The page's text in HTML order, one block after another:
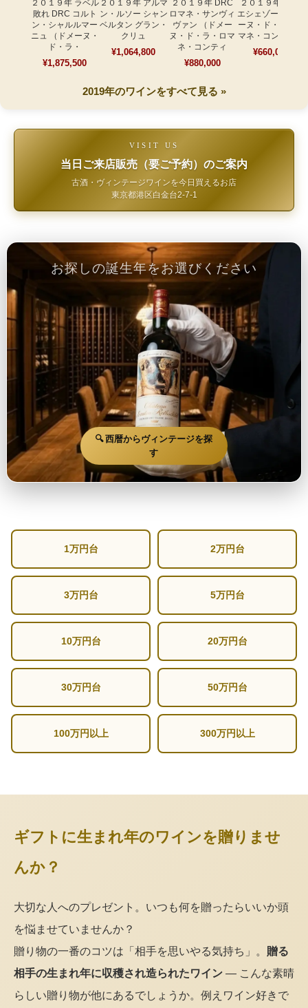
２０１９年 ラベル
敗れ DRC コルト
ン・シャルルマー
ニュ （ドメーヌ・
ド・ラ・
¥1,875,500
２０１９年 アルマ
ン・ルソー シャン
ベルタン グラン・
クリュ
¥1,064,800
２０１９年 DRC
ロマネ・サンヴィ
ヴァン （ドメー
ヌ・ド・ラ・ロマ
ネ・コンティ
¥880,000
２０１９年 DRC
エシェゾー （ドメ
ーヌ・ド・ラ・ロ
マネ・コンティ）
¥660,000
2019年のワインをすべて見る »
VISIT US
当日ご来店販売（要ご予約）のご案内
古酒・ヴィンテージワインを今日買えるお店
東京都港区白金台2-7-1
お探しの誕生年をお選びください
🔍 西暦からヴィンテージを探
す
1万円台 2万円台
3万円台 5万円台
10万円台 20万円台
30万円台 50万円台
100万円以上 300万円以上
ギフトに生まれ年のワインを贈りませ
んか？
大切な人へのプレゼント。いつも何を贈ったらいいか頭
を悩ませていませんか？
贈り物の一番のコツは「相手を思いやる気持ち」。 贈る
相手の生まれ年に収穫され造られたワイン — こんな素晴
らしい贈り物が他にあるでしょうか。例えワイン好きで